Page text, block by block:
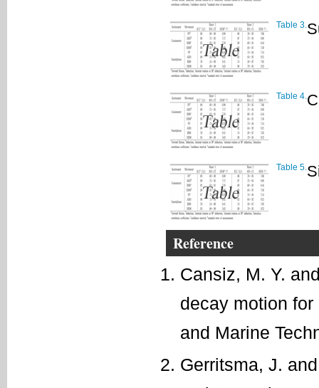
Table 3.
Table 4.
Table 5.
Reference
Cansiz, M. Y.
decay motion
and Marine
Gerritsma, J.